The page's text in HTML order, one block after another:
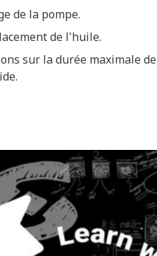
de la pompe.
de l'huile.
sur la durée maximale de